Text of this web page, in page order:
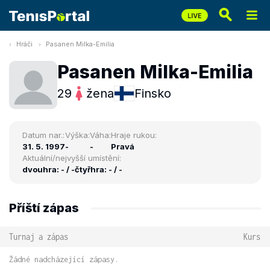
Hráči Pasanen Milka-Emilia
Pasanen Milka-Emilia
29 žena Finsko
Datum nar.:
31. 5. 1997
Výška:
-
Váha:
-
Hraje rukou:
Pravá
Aktuální/nejvyšší umístění:
dvouhra: - / -čtyřhra: - / -
Příští zápas
Turnaj a zápas Kurs
Žádné nadcházející zápasy.